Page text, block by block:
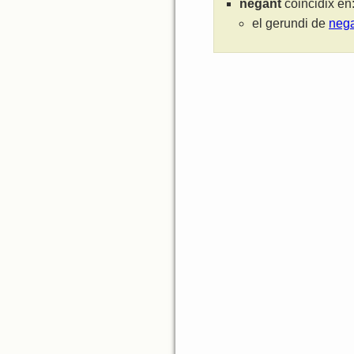
negant coincidix en:
el gerundi de